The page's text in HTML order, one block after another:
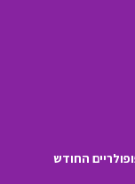
החודש